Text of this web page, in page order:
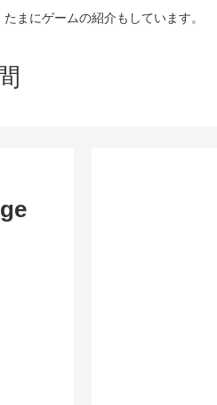
まにゲームの紹介もしています。